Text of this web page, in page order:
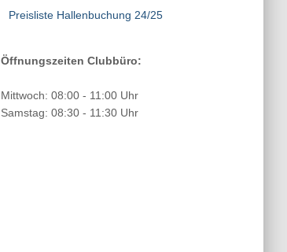
Preisliste Hallenbuchung 24/25
Öffnungszeiten Clubbüro:
Mittwoch: 08:00 - 11:00 Uhr
Samstag: 08:30 - 11:30 Uhr